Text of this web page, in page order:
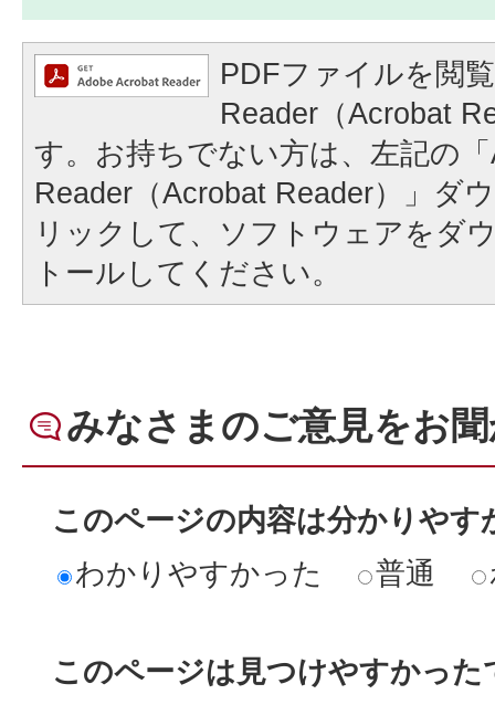
PDFファイルを閲
Reader（Acrobat
す。お持ちでない方は、左記の
Reader（Acrobat Reader）」ダ
リックして、ソフトウェアをダ
トールしてください。
みなさまのご意見をお
このページの内容は分かりやす
わかりやすかった
普通
このページは見つけやすかった